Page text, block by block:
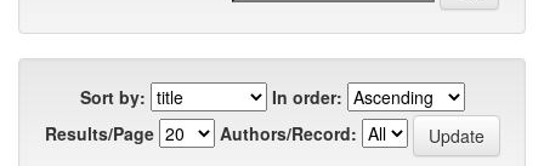
Sort by:
In order:
Results/Page
Authors/Record: